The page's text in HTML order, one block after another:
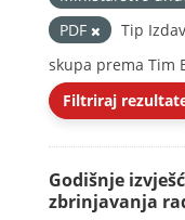
PDF
Tip
skupa prema Tim
Filtriraj
Godišnje
zbrinjavanja